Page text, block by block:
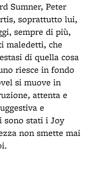
Sumner, Peter
soprattutto lui,
sempre di più,
maledetti, che
di quella cosa
riesce in fondo
si muove in
attenta e
e
sono stati i Joy
non smette mai